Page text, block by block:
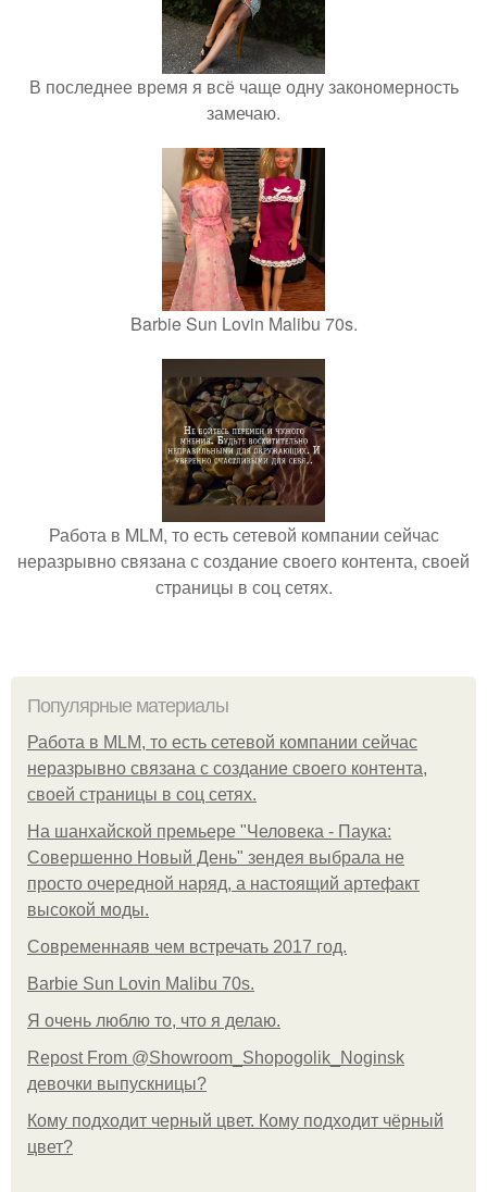
В последнее время я всё чаще одну закономерность
замечаю.
Barbie Sun Lovin Malibu 70s.
Работа в MLM, то есть сетевой компании сейчас
неразрывно связана с создание своего контента, своей
страницы в соц сетях.
Популярные материалы
Работа в MLM, то есть сетевой компании сейчас
неразрывно связана с создание своего контента,
своей страницы в соц сетях.
На шанхайской премьере "Человека - Паука:
Совершенно Новый День" зендея выбрала не
просто очередной наряд, а настоящий артефакт
высокой моды.
Современнаяв чем встречать 2017 год.
Barbie Sun Lovin Malibu 70s.
Я очень люблю то, что я делаю.
Repost From @Showroom_Shopogolik_Noginsk
девочки выпускницы?
Кому подходит черный цвет. Кому подходит чёрный
цвет?